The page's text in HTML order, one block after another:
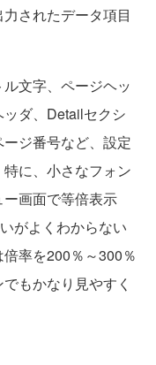
されたデータ項目
文字、ページヘッ
ダ、Detailセクシ
ジ番号など、設定
に、小さなフォン
ー画面で等倍表示
がよくわからない
率を200％～300％
もかなり見やすく